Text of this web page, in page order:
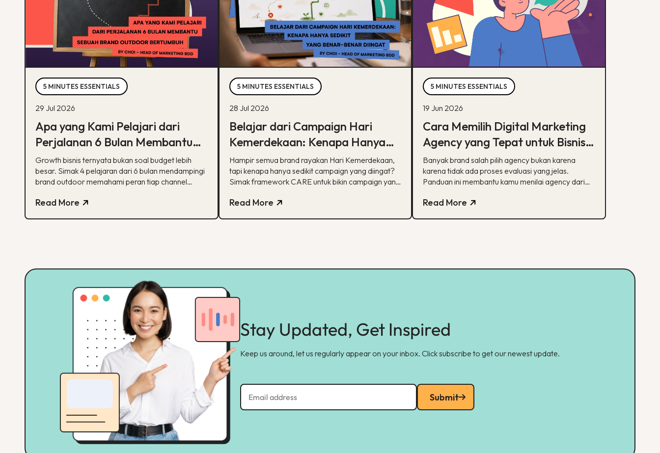
5 MINUTES ESSENTIALS
29 Jul 2026
Apa yang Kami Pelajari dari
Perjalanan 6 Bulan Membantu
Sebuah Brand Outdoor
Bertumbuh
Growth bisnis ternyata bukan soal budget lebih
besar. Simak 4 pelajaran dari 6 bulan mendampingi
brand outdoor memahami peran tiap channel
Read More
5 MINUTES ESSENTIALS
28 Jul 2026
Belajar dari Campaign Hari
Kemerdekaan: Kenapa Hanya
Sedikit yang Benar-Benar
Diingat?
Hampir semua brand rayakan Hari Kemerdekaan,
tapi kenapa hanya sedikit campaign yang diingat?
Simak framework CARE untuk bikin campaign yang
Read More
5 MINUTES ESSENTIALS
19 Jun 2026
Cara Memilih Digital Marketing
Agency yang Tepat untuk Bisnis
Kamu
Banyak brand salah pilih agency bukan karena
karena tidak ada proses evaluasi yang jelas.
Panduan ini membantu kamu menilai agency dari
pelaporan.
Read More
Stay Updated, Get Inspired
Keep us around, let us regularly appear on your inbox. Click subscribe to get our newest update.
Submit